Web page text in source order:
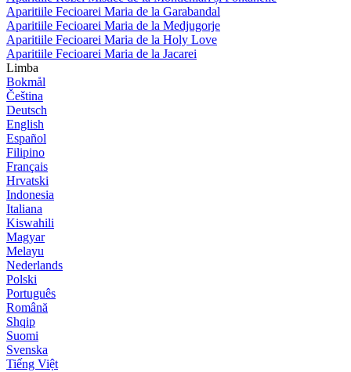
Aparitiile Fecioarei Maria de la Garabandal
Aparitiile Fecioarei Maria de la Medjugorje
Aparitiile Fecioarei Maria de la Holy Love
Aparitiile Fecioarei Maria de la Jacarei
Limba
Bokmål
Čeština
Deutsch
English
Español
Filipino
Français
Hrvatski
Indonesia
Italiana
Kiswahili
Magyar
Melayu
Nederlands
Polski
Português
Română
Shqip
Suomi
Svenska
Tiếng Việt